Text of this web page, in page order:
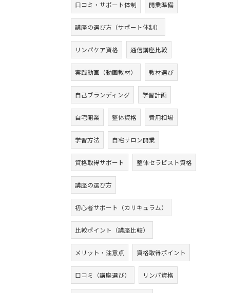
口コミ・サポート体制 開業準備
講座の選び方（サポート体制）
リンパケア資格 通信講座比較
実践動画（動画教材） 教材選び
自己ブランディング 学習計画
自宅開業 整体資格 費用相場
学習方法 自宅サロン開業
資格取得サポート 整体セラピスト資格
講座の選び方
初心者サポート（カリキュラム）
比較ポイント（講座比較）
メリット・注意点 資格取得ポイント
口コミ（講座選び） リンパ資格